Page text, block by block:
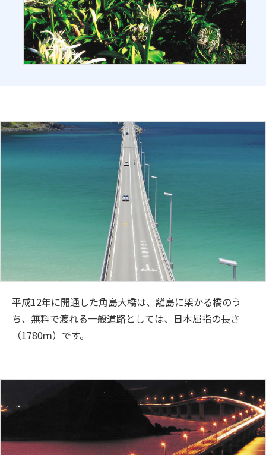
平成12年に開通した角島大橋は、離島に架かる橋のう
ち、無料で渡れる一般道路としては、日本屈指の長さ
（1780ｍ）です。